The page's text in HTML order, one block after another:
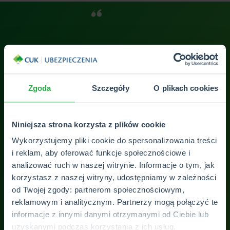
Zgoda Szczegóły O plikach cookies
Niniejsza strona korzysta z plików cookie
Wykorzystujemy pliki cookie do spersonalizowania treści
i reklam, aby oferować funkcje społecznościowe i
analizować ruch w naszej witrynie. Informacje o tym, jak
korzystasz z naszej witryny, udostępniamy w zależności
od Twojej zgody: partnerom społecznościowym,
reklamowym i analitycznym. Partnerzy mogą połączyć te
informacje z innymi danymi otrzymanymi od Ciebie lub
uzyskanymi podczas korzystania z ich usług.
Pan Kuba jest fachowcem w dziedzinie
doradzi i dobierze odpowiednią ofertę. Polecam
z całego serca!
Iwona Bryszewska-Ważna
ZOBACZ WSZYSTKIE OPINIE